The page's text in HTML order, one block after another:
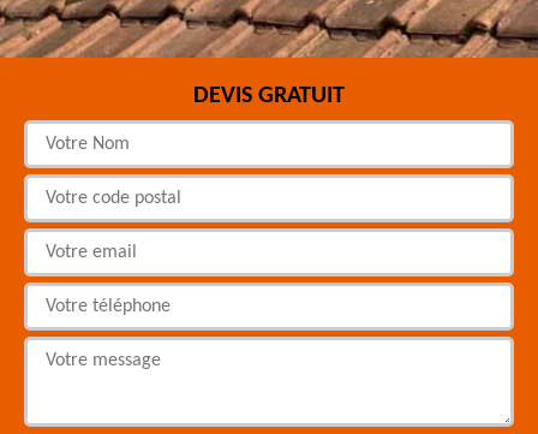
DEVIS GRATUIT